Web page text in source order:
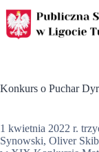
do
treści
Konkurs o Puchar
1 kwietnia 2022 r.
Synowski, Oliver